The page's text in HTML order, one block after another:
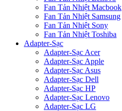
Fan Tản Nhiệt Macbook
Fan Tản Nhiệt Samsung
Fan Tản Nhiệt Sony
Fan Tản Nhiệt Toshiba
Adapter-Sạc
Adapter-Sạc Acer
Adapter-Sạc Apple
Adapter-Sạc Asus
Adapter-Sạc Dell
Adapter-Sạc HP
Adapter-Sạc Lenovo
Adapter-Sạc LG